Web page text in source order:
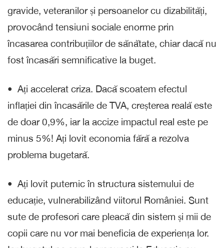
gravide, veteranilor și persoanelor cu dizabilități,
provocând tensiuni sociale enorme prin
încasarea contribuțiilor de sănătate, chiar dacă nu
fost încasări semnificative la buget.
•⁠ ⁠Ați accelerat criza. Dacă scoatem efectul
inflației din încasările de TVA, creșterea reală este
de doar 0,9%, iar la accize impactul real este pe
minus 5%! Ați lovit economia fără a rezolva
problema bugetară.
•⁠ Ați lovit puternic în structura sistemului de
educație, vulnerabilizând viitorul României. Sunt
sute de profesori care pleacă din sistem și mii de
copii care nu vor mai beneficia de experiența lor.